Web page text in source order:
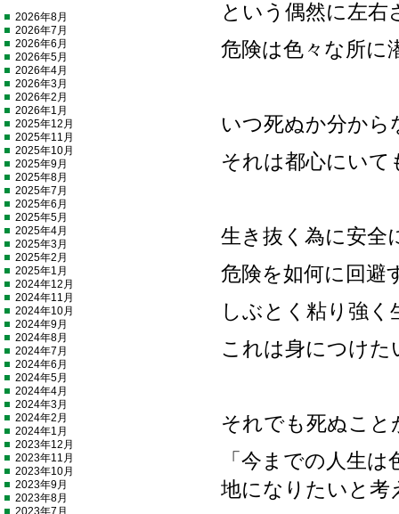
という偶然に左
危険は色々な所に
いつ死ぬか分から
それは都心にい
生き抜く為に安全
危険を如何に回避
しぶとく粘り強
これは身につけた
それでも死ぬこと
「今までの人生
地になりたいと考
2026年8月
2026年7月
2026年6月
2026年5月
2026年4月
2026年3月
2026年2月
2026年1月
2025年12月
2025年11月
2025年10月
2025年9月
2025年8月
2025年7月
2025年6月
2025年5月
2025年4月
2025年3月
2025年2月
2025年1月
2024年12月
2024年11月
2024年10月
2024年9月
2024年8月
2024年7月
2024年6月
2024年5月
2024年4月
2024年3月
2024年2月
2024年1月
2023年12月
2023年11月
2023年10月
2023年9月
2023年8月
2023年7月